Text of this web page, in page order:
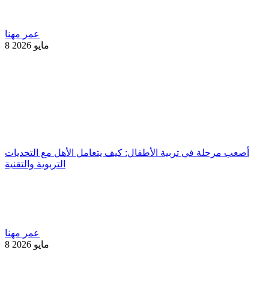
عمر مهنا
8 مايو 2026
أصعب مرحلة في تربية الأطفال: كيف يتعامل الأهل مع التحديات
التربوية والتقنية
عمر مهنا
8 مايو 2026